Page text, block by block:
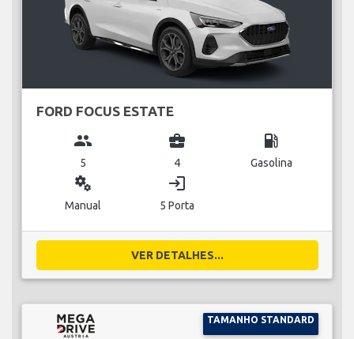
FORD FOCUS ESTATE
group
5
business_center
4
local_gas_station
Gasolina
miscellaneous_services
Manual
login
5 Porta
VER DETALHES...
TAMANHO STANDARD